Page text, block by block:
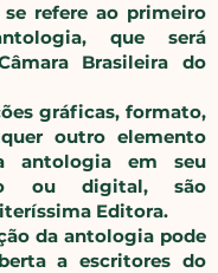
se refere ao primeiro
que será
Brasileira do
gráficas, formato,
outro elemento
antologia em seu
ou digital, são
Editora.
da antologia pode
a escritores do